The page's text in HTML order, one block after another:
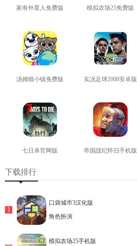
家有外星人免费版 模拟农场25免费版
汤姆猫小镇免费版 实况足球2008安卓版
七日杀官网版 帝国战纪怀旧手机版
下载排行
口袋城市3汉化版
角色扮演
模拟农场25手机版